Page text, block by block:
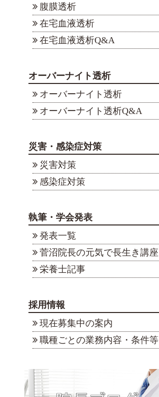
腹膜透析
在宅血液透析
在宅血液透析Q&A
オーバーナイト透析
オーバーナイト透析
オーバーナイト透析Q&A
災害・感染症対策
災害対策
感染症対策
執筆・学会発表
発表一覧
菅沼院長の元気で長生き講座
栄養士記事
採用情報
現在募集中の案内
職種ごとの業務内容・条件等